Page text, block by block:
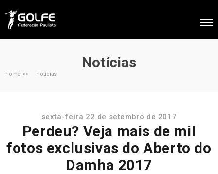
Notícias
home >> notícias
sexta-feira 22 de setembro de 2017
Perdeu? Veja mais de mil
fotos exclusivas do Aberto do
Damha 2017